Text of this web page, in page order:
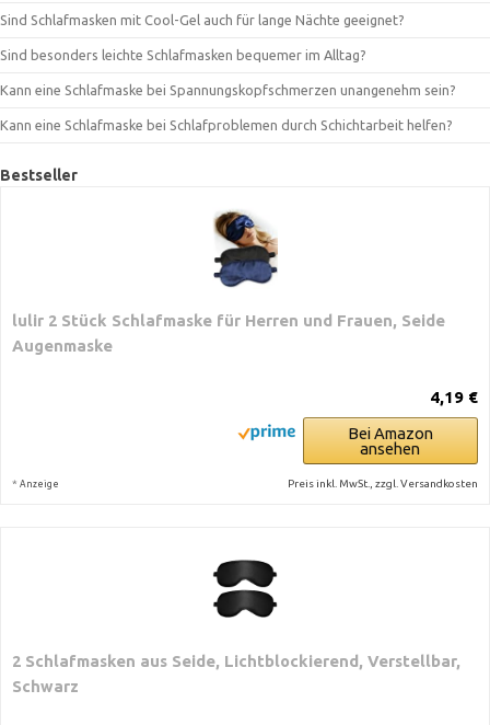
Sind Schlafmasken mit Cool-Gel auch für lange Nächte geeignet?
Sind besonders leichte Schlafmasken bequemer im Alltag?
Kann eine Schlafmaske bei Spannungskopfschmerzen unangenehm sein?
Kann eine Schlafmaske bei Schlafproblemen durch Schichtarbeit helfen?
Bestseller
lulir 2 Stück Schlafmaske für Herren und Frauen, Seide
Augenmaske
4,19 €
Bei Amazon
ansehen
* Anzeige Preis inkl. MwSt., zzgl. Versandkosten
2 Schlafmasken aus Seide, Lichtblockierend, Verstellbar,
Schwarz